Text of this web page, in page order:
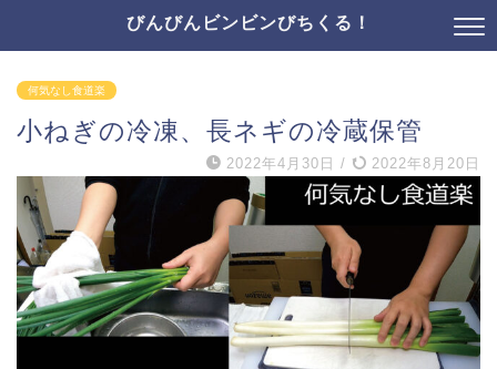
びんびんビンビンびちくる！
何気なし食道楽
小ねぎの冷凍、長ネギの冷蔵保管
2022年4月30日 / 2022年8月20日